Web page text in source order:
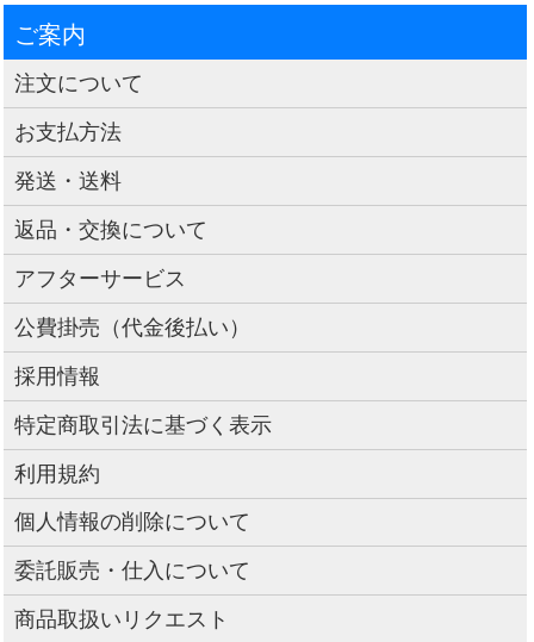
ご案内
注文について
お支払方法
発送・送料
返品・交換について
アフターサービス
公費掛売（代金後払い）
採用情報
特定商取引法に基づく表示
利用規約
個人情報の削除について
委託販売・仕入について
商品取扱いリクエスト